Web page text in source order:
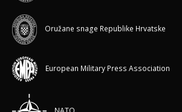
Oružane snage Republike Hrvatske
European Military Press Association